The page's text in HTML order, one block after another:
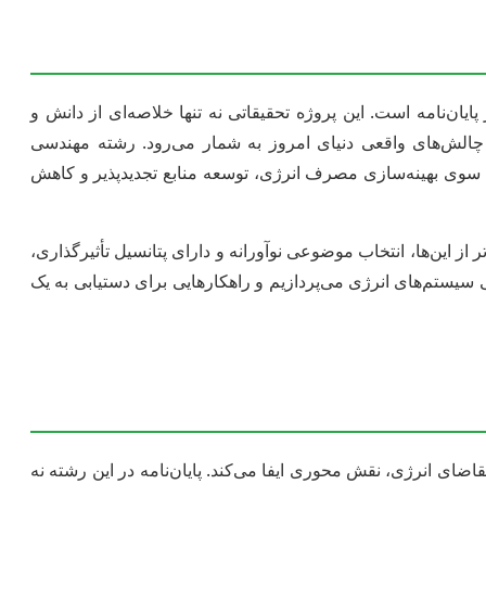
است. این پروژه تحقیقاتی نه تنها خلاصه‌ای از دانش و
واقعی دنیای امروز به شمار می‌رود. رشته مهندسی
سوی بهینه‌سازی مصرف انرژی، توسعه منابع تجدیدپذیر و کاهش
این‌ها، انتخاب موضوعی نوآورانه و دارای پتانسیل تأثیرگذاری،
انرژی می‌پردازیم و راهکارهایی برای دستیابی به یک
انرژی، نقش محوری ایفا می‌کند. پایان‌نامه در این رشته نه